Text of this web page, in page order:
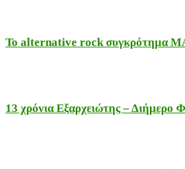
Το alternative rock συγκρότημα
13 χρόνια Εξαρχειώτης – Διήμερο